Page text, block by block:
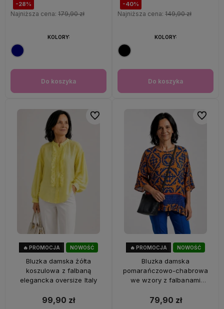
-28%
Najniższa cena: 179,90 zł
Do koszyka
KOLORY:
-40%
Najniższa cena: 149,90 zł
Do koszyka
KOLORY:
NOWOŚĆ
OKAZJA
🔥 PROMOCJA
Bluzka damska żółta
koszulowa z falbaną
elegancka oversize Italy
99,90 zł
Do ulubionych
NOWOŚĆ
🔥 PROMOCJA
Bluzka damska
pomarańczowo-chabrowa
we wzory z falbanami
79,90 zł
Do